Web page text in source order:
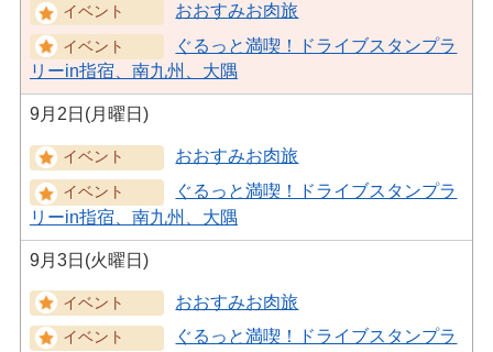
おおすみお肉旅
ぐるっと満喫！ドライブスタンプラ
リーin指宿、南九州、大隅
9月2日(月曜日)
おおすみお肉旅
ぐるっと満喫！ドライブスタンプラ
リーin指宿、南九州、大隅
9月3日(火曜日)
おおすみお肉旅
ぐるっと満喫！ドライブスタンプラ